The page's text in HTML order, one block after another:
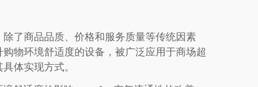
了商品品质、价格和服务质量等传统因素
物环境舒适度的设备，被广泛应用于商场超
体实现方式。